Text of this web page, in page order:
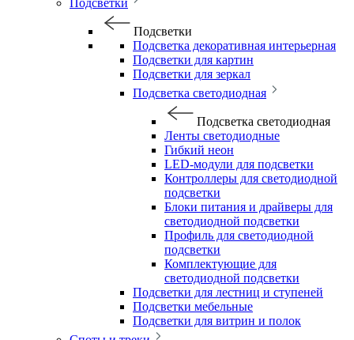
Подсветки
Подсветки
Подсветка декоративная интерьерная
Подсветки для картин
Подсветки для зеркал
Подсветка светодиодная
Подсветка светодиодная
Ленты светодиодные
Гибкий неон
LED-модули для подсветки
Контроллеры для светодиодной
подсветки
Блоки питания и драйверы для
светодиодной подсветки
Профиль для светодиодной
подсветки
Комплектующие для
светодиодной подсветки
Подсветки для лестниц и ступеней
Подсветки мебельные
Подсветки для витрин и полок